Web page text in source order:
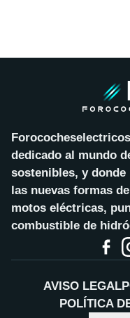
dedicado al mundo
sostenibles, y
las nuevas formas
motos eléctricas,
combustible de
AVISO LEGAL
POLÍTICA